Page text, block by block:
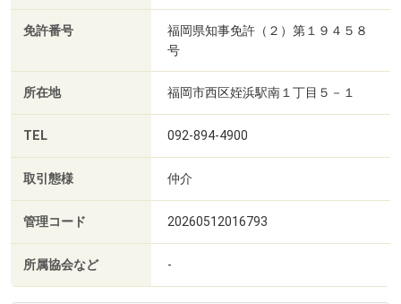
免許番号
福岡県知事免許（２）第１９４５８
号
所在地 福岡市西区姪浜駅南１丁目５－１
TEL 092-894-4900
取引態様 仲介
管理コード 20260512016793
所属協会など -